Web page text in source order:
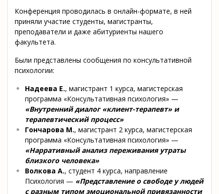
Конференция проводилась в онлайн-формате, в ней
приняли участие студенты, магистранты,
преподаватели и даже абитуриенты нашего
факультета.
Были представлены сообщения по консультативной
психологии:
Надеева Е., магистрант 1 курса, магистерская
программа «Консультативная психология» —
«Внутренний диалог «клиент-терапевт» и
терапевтический процесс»
Гончарова М., магистрант 2 курса, магистерская
программа «Консультативная психология» —
«Нарративный анализ переживания утраты
близкого человека»
Волкова А., студент 4 курса, направление
Психология — «Представление о свободе у людей
с разным типом эмоциональной привязанности